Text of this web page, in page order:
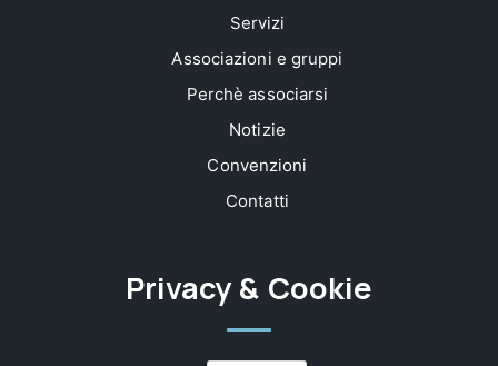
Servizi
Associazioni e gruppi
Perchè associarsi
Notizie
Convenzioni
Contatti
Privacy & Cookie